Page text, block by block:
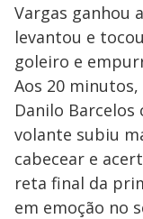
Vargas ganhou
levantou e
goleiro e
Aos 20
Danilo
volante subiu
cabecear e
reta final da
em emoção no